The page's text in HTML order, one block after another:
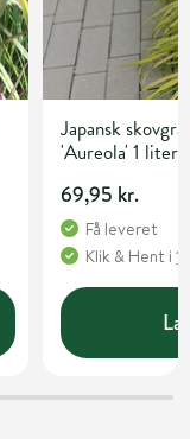
Japansk
'Aureola' 1 liter
69,95 kr.
Få leveret
Klik & Hent i